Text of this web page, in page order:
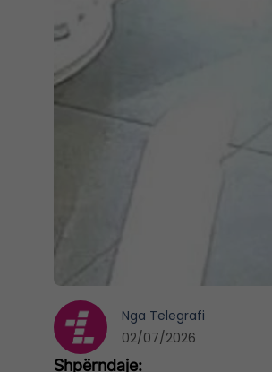
Nga Telegrafi
02/07/2026